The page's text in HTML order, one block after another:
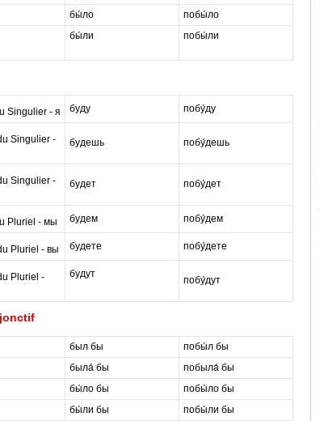
бы́ло
побы́ло
бы́ли побы́ли
Singulier - я буду побу́дуm
Singulier -
будешь побу́дешьa
Singulier -
будет побу́детs
Pluriel - мы будем побу́демt
Pluriel - вы будете побу́дете
Pluriel -
будут
побу́дутr
был бы
побы́л бы
была́ бы
побыла́ бы
бы́ло бы
побы́ло бы
бы́ли бы побы́ли бы